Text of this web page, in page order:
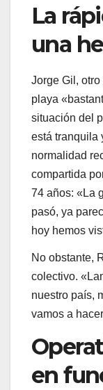
La
una
Jorge Gil,
playa
situación del
está tranquila
normalidad
compartida
74 años: «La
pasó, ya
hoy hemos
No obstante,
colectivo.
nuestro país,
vamos a
en